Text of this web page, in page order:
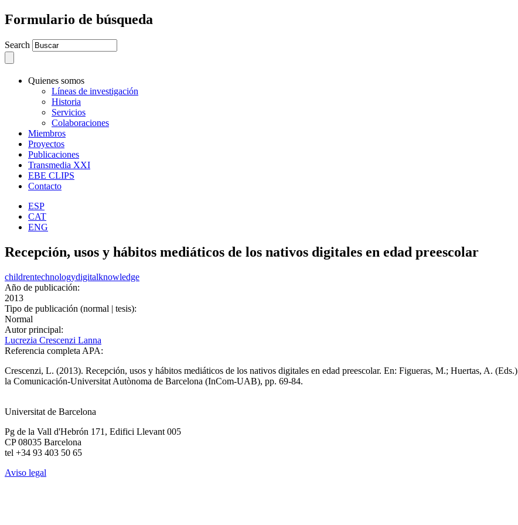
Formulario de búsqueda
Search
Quienes somos
Líneas de investigación
Historia
Servicios
Colaboraciones
Miembros
Proyectos
Publicaciones
Transmedia XXI
EBE CLIPS
Contacto
ESP
CAT
ENG
Recepción, usos y hábitos mediáticos de los nativos digitales en edad preescolar
childrentechnologydigitalknowledge
Año de publicación:
2013
Tipo de publicación (normal | tesis):
Normal
Autor principal:
Lucrezia Crescenzi Lanna
Referencia completa APA:
Crescenzi, L. (2013). Recepción, usos y hábitos mediáticos de los nativos digitales en edad preescolar. En: Figueras, M.; Huertas, A. (Eds.)
la Comunicación-Universitat Autònoma de Barcelona (InCom-UAB), pp. 69-84.
Universitat de Barcelona
Pg de la Vall d'Hebrón 171, Edifici Llevant 005
CP 08035 Barcelona
tel +34 93 403 50 65
Aviso legal